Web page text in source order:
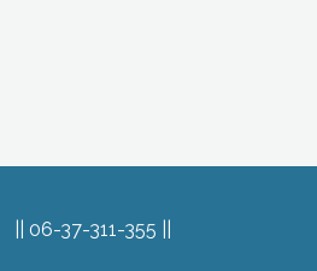
06-37-311-355